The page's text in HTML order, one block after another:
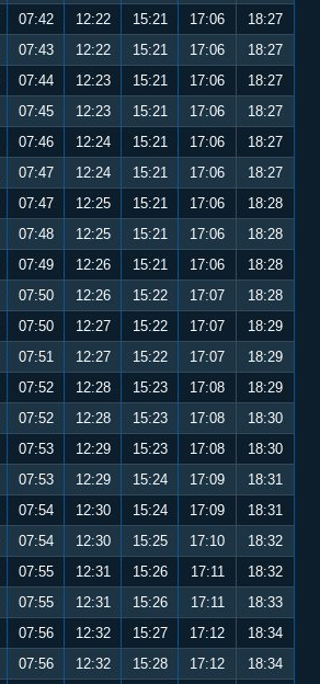
07:42 12:22 15:21 17:06
18:27
07:43 12:22 15:21 17:06
18:27
07:44 12:23 15:21 17:06
18:27
07:45 12:23 15:21 17:06
18:27
07:46 12:24 15:21 17:06
18:27
07:47 12:24 15:21 17:06
18:27
07:47 12:25 15:21 17:06
18:28
07:48 12:25 15:21 17:06
18:28
07:49 12:26 15:21 17:06
18:28
07:50 12:26 15:22 17:07
18:28
07:50 12:27 15:22 17:07
18:29
07:51 12:27 15:22 17:07
18:29
07:52 12:28 15:23 17:08
18:29
07:52 12:28 15:23 17:08
18:30
07:53 12:29 15:23 17:08
18:30
07:53 12:29 15:24 17:09
18:31
07:54 12:30 15:24 17:09
18:31
07:54 12:30 15:25 17:10
18:32
07:55 12:31 15:26 17:11
18:32
07:55 12:31 15:26 17:11
18:33
07:56 12:32 15:27 17:12
18:34
07:56 12:32 15:28 17:12
18:34